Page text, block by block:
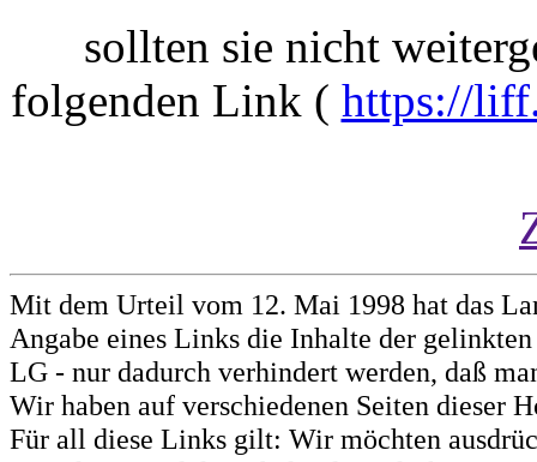
sollten sie nicht
folgenden Link ( https://
Mit dem Urteil vom 12. Mai 1998 hat das
Angabe eines Links die Inhalte der
LG - nur dadurch verhindert werden, daß
Wir haben auf verschiedenen Seiten dieser
Für all diese Links gilt: Wir möchten